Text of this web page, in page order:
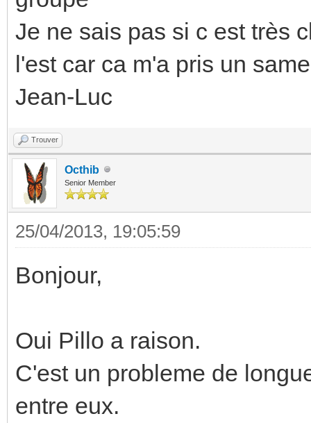
Je ne sais pas si c est très
l'est car ca m'a pris un
Jean-Luc
Trouver
Octhib
Senior Member
25/04/2013, 19:05:59
Bonjour,
Oui Pillo a raison.
C'est un probleme de
entre eux.